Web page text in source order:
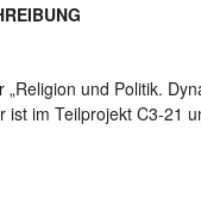
„Religion und Politik.
ist im Teilprojekt C3-21